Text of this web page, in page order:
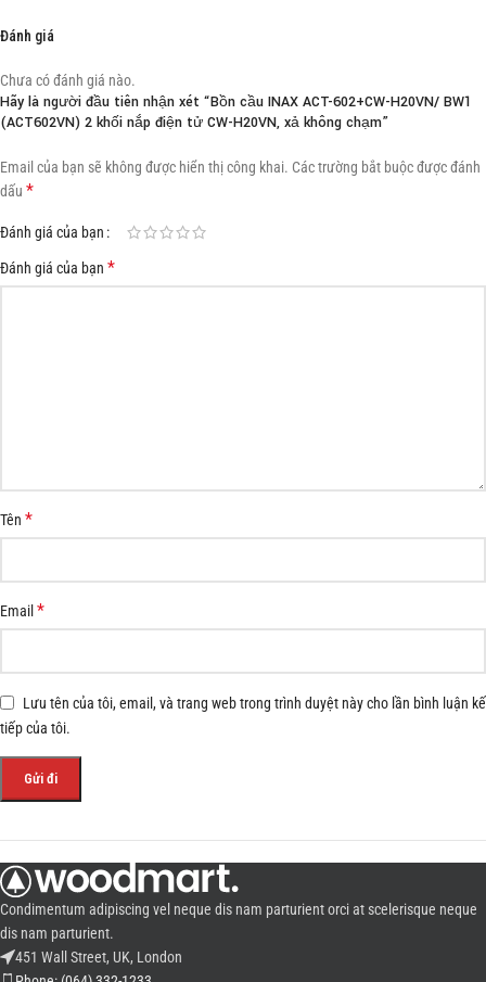
Đánh giá
Chưa có đánh giá nào.
Hãy là người đầu tiên nhận xét “Bồn cầu INAX ACT-602+CW-H20VN/ BW1
(ACT602VN) 2 khối nắp điện tử CW-H20VN, xả không chạm”
Email của bạn sẽ không được hiển thị công khai. Các trường bắt buộc được đánh
dấu *
Đánh giá của bạn
Đánh giá của bạn *
Tên *
Email*
Lưu tên của tôi, email, và trang web trong trình duyệt này cho lần bình luận kế
tiếp của tôi.
Condimentum adipiscing vel neque dis nam parturient orci at scelerisque neque
dis nam parturient.
451 Wall Street, UK, London